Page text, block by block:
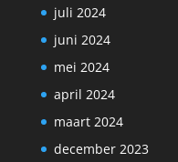
juli 2024
juni 2024
mei 2024
april 2024
maart 2024
december 2023